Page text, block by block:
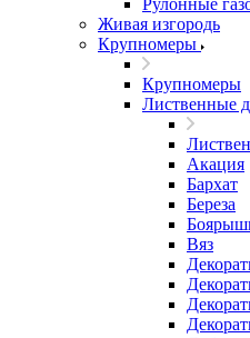
Рулонные
Живая изгородь
Крупномеры
Крупномеры
Лиственные
Акация
Бархат
Береза
Вяз